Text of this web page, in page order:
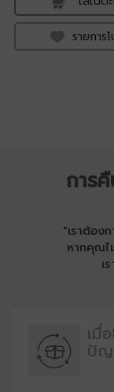
รายการ
การ
"เราต้อง
หากคุณไ
เ
เมื่
ปัญ